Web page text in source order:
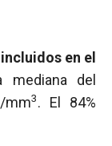
en el
mediana del
3. El 84%